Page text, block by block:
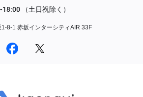
8-1 赤坂インターシティAIR 33F